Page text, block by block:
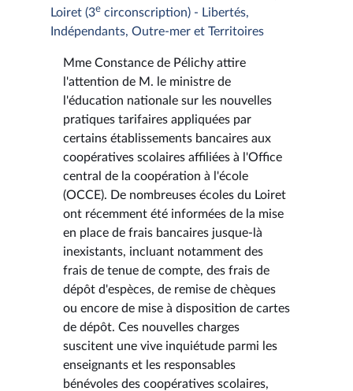
Loiret (3e circonscription) - Libertés,
Indépendants, Outre-mer et Territoires
Mme Constance de Pélichy attire
l'attention de M. le ministre de
l'éducation nationale sur les nouvelles
pratiques tarifaires appliquées par
certains établissements bancaires aux
coopératives scolaires affiliées à l'Office
central de la coopération à l'école
(OCCE). De nombreuses écoles du Loiret
ont récemment été informées de la mise
en place de frais bancaires jusque-là
inexistants, incluant notamment des
frais de tenue de compte, des frais de
dépôt d'espèces, de remise de chèques
ou encore de mise à disposition de cartes
de dépôt. Ces nouvelles charges
suscitent une vive inquiétude parmi les
enseignants et les responsables
bénévoles des coopératives scolaires,